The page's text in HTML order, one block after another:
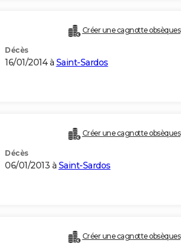
Créer une cagnotte obsèques
Décès
16/01/2014 à Saint-Sardos
Créer une cagnotte obsèques
Décès
06/01/2013 à Saint-Sardos
Créer une cagnotte obsèques